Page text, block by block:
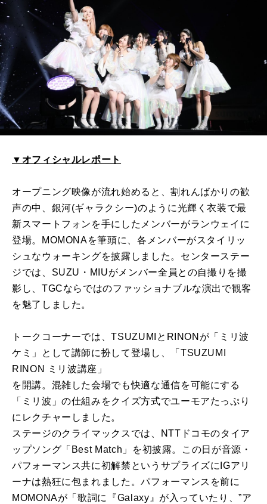
▼オフィシャルレポート
オープニング映像が流れ始めると、割れんばかりの歓
声の中、銀河(ギャラクシー)のように光輝く衣装で最
新スマートフォンを手にしたメンバーがランウェイに
登場。MOMONAを筆頭に、各メンバーがスタイリッ
シュなウォーキングを披露しました。センターステー
ジでは、SUZU・MIUがメンバー全員との自撮りを撮
影し、TGCならではのファッショナブルな演出で観客
を魅了しました。
トークコーナーでは、TSUZUMIとRINONが「ミリ波
ケミ」として講師に扮して登場し、「TSUZUMI
RINON ミリ波講座」
を開講。混雑した会場でも快適な通信を可能にする
「ミリ波」の仕組みをクイズ方式でユーモアたっぷり
にレクチャーしました。
ステージのクライマックスでは、NTTドコモのタイア
ップソング「Best Match」を初披露。この日が音源・
パフォーマンス共に初解禁というサプライズにIGアリ
ーナは熱狂に包まれました。パフォーマンスを前に
MOMONAが「歌詞に『Galaxy』が入っていたり、”ア